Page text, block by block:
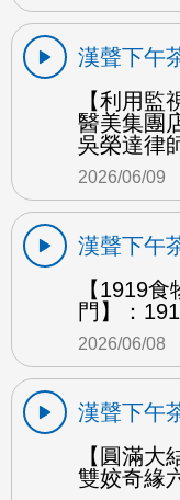
漢聲下午
【利用
醫美集團
吳榮達律
2026/06/09
漢聲下午
【1919
門】：
2026/06/08
漢聲下午
【圓滿大
雙姣奇緣